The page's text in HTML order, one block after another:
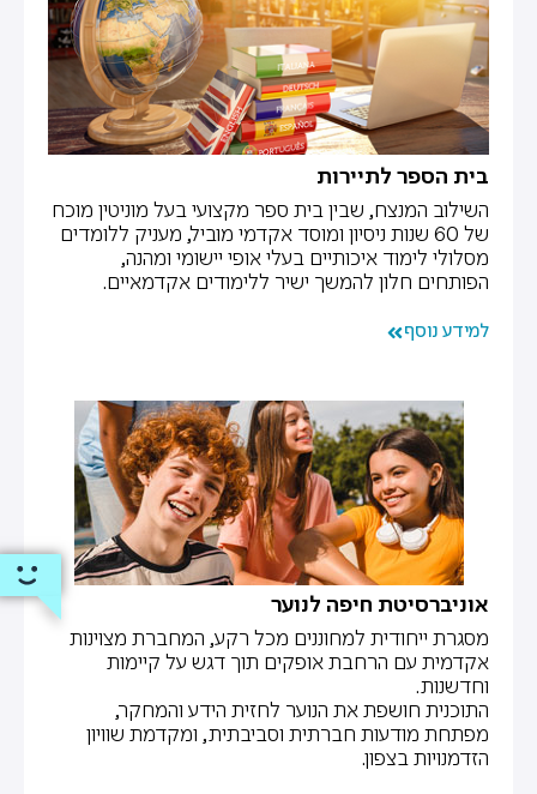
בית הספר לתיירות
השילוב המנצח, שבין בית ספר מקצועי בעל מוניטין מוכח
של 60 שנות ניסיון ומוסד אקדמי מוביל, מעניק ללומדים
מסלולי לימוד איכותיים בעלי אופי יישומי ומהנה,
הפותחים חלון להמשך ישיר ללימודים אקדמאיים.
למידע נוסף
אוניברסיטת חיפה לנוער
מסגרת ייחודית למחוננים מכל רקע, המחברת מצוינות
אקדמית עם הרחבת אופקים תוך דגש על קיימות
וחדשנות.
התוכנית חושפת את הנוער לחזית הידע והמחקר,
מפתחת מודעות חברתית וסביבתית, ומקדמת שוויון
הזדמנויות בצפון.